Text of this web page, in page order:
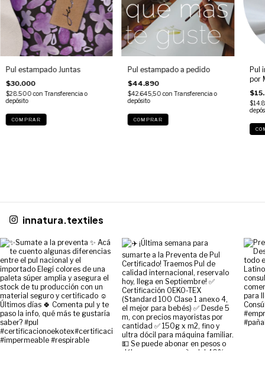
Pul estampado Juntas
$30.000
$28.500con Transferencia o
depósito
COMPRAR
Pul estampado a pedido
$44.890
$42.645,50con Transferencia o
depósito
COMPRAR
Pul
por
innatura.textiles